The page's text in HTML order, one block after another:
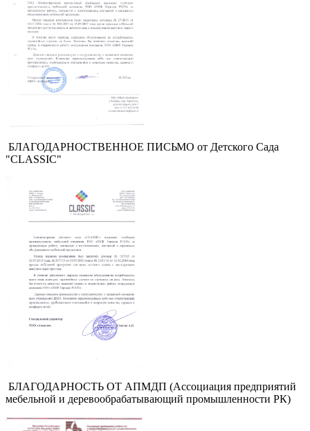
БЛАГОДАРНОСТВЕННОЕ ПИСЬМО от Детского Сада
"CLASSIC"
БЛАГОДАРНОСТЬ ОТ АПМДП (Ассоциация предприятий
мебельной и деревообрабатывающий промышленности РК)